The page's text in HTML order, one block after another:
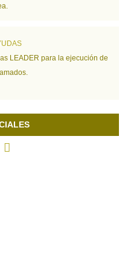
LEADER para la ejecución de